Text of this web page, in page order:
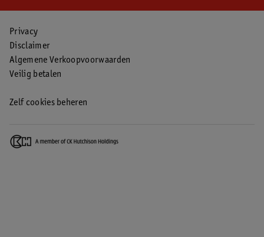
Privacy
Disclaimer
Algemene Verkoopvoorwaarden
Veilig betalen
Zelf cookies beheren